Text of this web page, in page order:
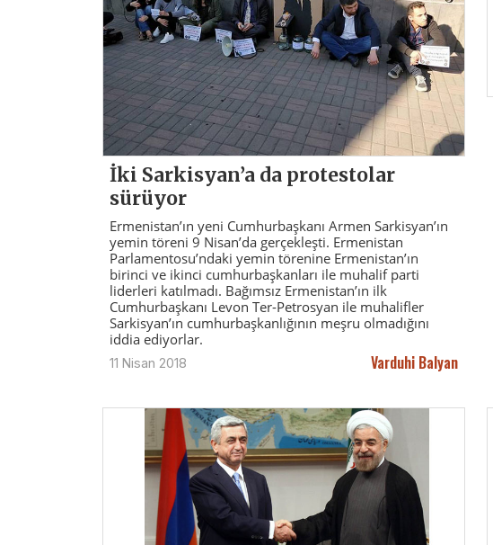
İki Sarkisyan’a da protestolar
sürüyor
Ermenistan’ın yeni Cumhurbaşkanı Armen Sarkisyan’ın
yemin töreni 9 Nisan’da gerçekleşti. Ermenistan
Parlamentosu’ndaki yemin törenine Ermenistan’ın
birinci ve ikinci cumhurbaşkanları ile muhalif parti
liderleri katılmadı. Bağımsız Ermenistan’ın ilk
Cumhurbaşkanı Levon Ter-Petrosyan ile muhalifler
Sarkisyan’ın cumhurbaşkanlığının meşru olmadığını
iddia ediyorlar.
11 Nisan 2018 Varduhi Balyan